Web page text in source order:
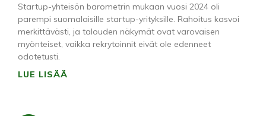
Startup-yhteisön barometrin mukaan vuosi 2024 oli
parempi suomalaisille startup-yrityksille. Rahoitus kasvoi
merkittävästi, ja talouden näkymät ovat varovaisen
myönteiset, vaikka rekrytoinnit eivät ole edenneet
odotetusti.
LUE LISÄÄ